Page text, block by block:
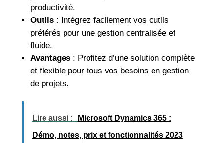
productivité.
Outils: Intégrez facilement vos outils
préférés pour une gestion centralisée et
fluide.
Avantages: Profitez d’une solution complète
et flexible pour tous vos besoins en gestion
de projets.
Lire aussi : Microsoft Dynamics 365 :
Démo, notes, prix et fonctionnalités 2023